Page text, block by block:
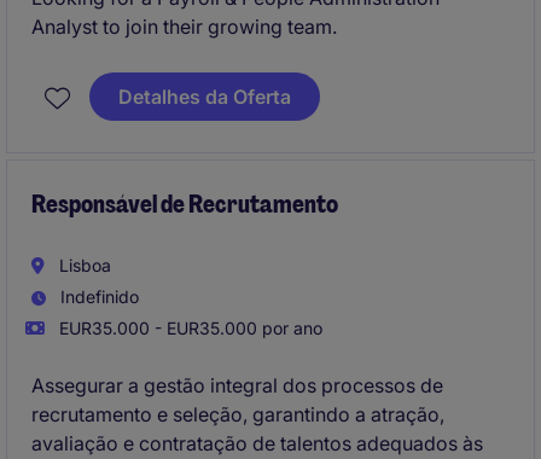
Analyst to join their growing team.
Detalhes da Oferta
Responsável de Recrutamento
Lisboa
Indefinido
EUR35.000 - EUR35.000 por ano
Assegurar a gestão integral dos processos de
recrutamento e seleção, garantindo a atração,
avaliação e contratação de talentos adequados às